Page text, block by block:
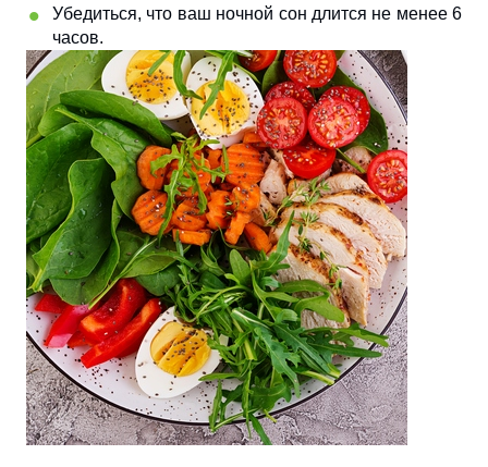
Убедиться, что ваш ночной сон длится не менее 6
часов.